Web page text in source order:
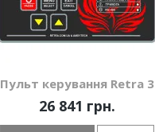
Пульт керування Retra 3
26 841 грн.